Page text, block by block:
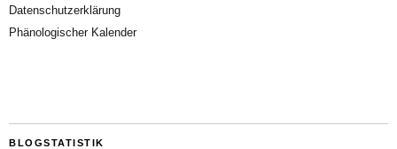
Datenschutzerklärung
Phänologischer Kalender
BLOGSTATISTIK